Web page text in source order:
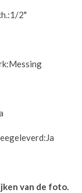
1/2"
Messing
Ja
van de foto.